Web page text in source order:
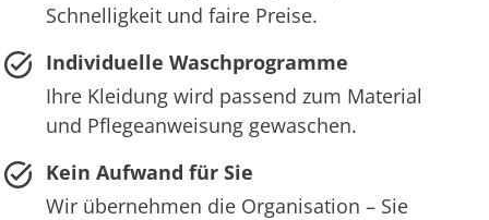
Schnelligkeit und faire Preise.
Individuelle Waschprogramme
Ihre Kleidung wird passend zum Material
und Pflegeanweisung gewaschen.
Kein Aufwand für Sie
Wir übernehmen die Organisation – Sie